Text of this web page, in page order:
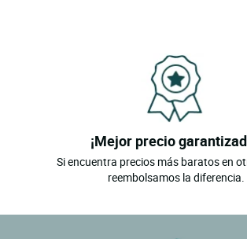
¡Mejor precio
Si encuentra precios más baratos en
reembolsamos la diferencia.